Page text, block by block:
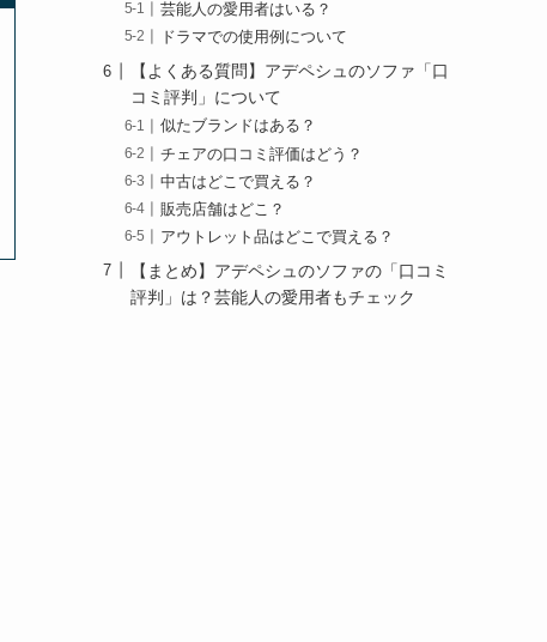
芸能人の愛用者はいる？
ドラマでの使用例について
【よくある質問】アデペシュのソファ「口
コミ評判」について
似たブランドはある？
チェアの口コミ評価はどう？
中古はどこで買える？
販売店舗はどこ？
アウトレット品はどこで買える？
【まとめ】アデペシュのソファの「口コミ
評判」は？芸能人の愛用者もチェック